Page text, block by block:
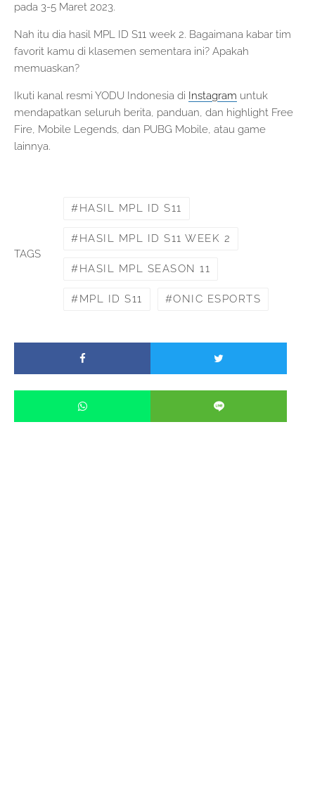
pada 3-5 Maret 2023.
Nah itu dia hasil MPL ID S11 week 2. Bagaimana kabar tim
favorit kamu di klasemen sementara ini? Apakah
memuaskan?
Ikuti kanal resmi YODU Indonesia di Instagram untuk
mendapatkan seluruh berita, panduan, dan highlight Free
Fire, Mobile Legends, dan PUBG Mobile, atau game
lainnya.
TAGS
HASIL MPL ID S11
HASIL MPL ID S11 WEEK 2
HASIL MPL SEASON 11
MPL ID S11 ONIC ESPORTS